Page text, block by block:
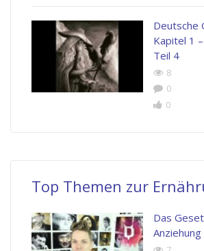
Deutsche
Kapitel 1
Teil 4
8
0
0
Top Themen zur
Das
Anziehung